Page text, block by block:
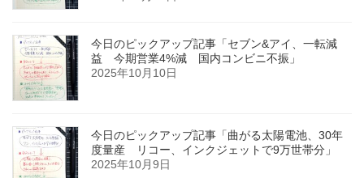
今日のピックアップ記事「セブン&アイ、一転減
益 今期営業4%減 国内コンビニ不振」
2025年10月10日
今日のピックアップ記事「曲がる太陽電池、30年
度量産 リコー、インクジェットで9万世帯分」
2025年10月9日